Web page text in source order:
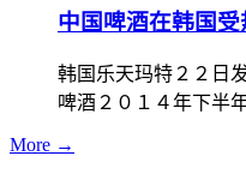
中国啤酒在韩国受
韩国乐天玛特２２日
啤酒２０１４年下半
More →